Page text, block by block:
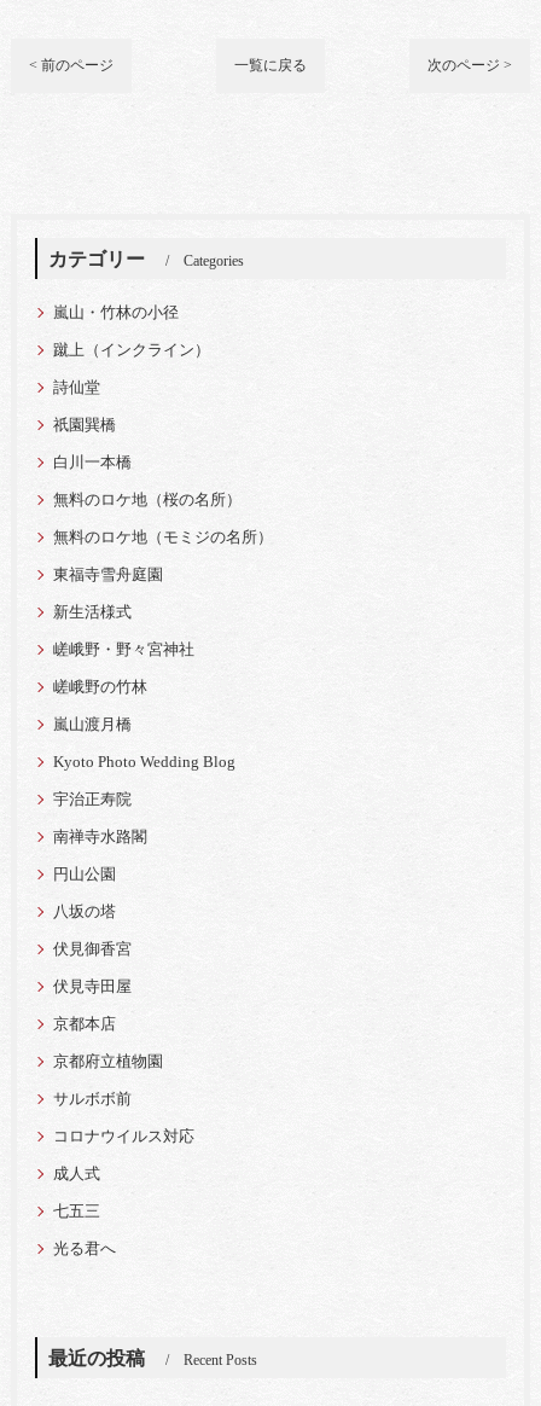
< 前のページ 一覧に戻る 次のページ >
カテゴリー Categories
嵐山・竹林の小径
蹴上（インクライン）
詩仙堂
祇園巽橋
白川一本橋
無料のロケ地（桜の名所）
無料のロケ地（モミジの名所）
東福寺雪舟庭園
新生活様式
嵯峨野・野々宮神社
嵯峨野の竹林
嵐山渡月橋
Kyoto Photo Wedding Blog
宇治正寿院
南禅寺水路閣
円山公園
八坂の塔
伏見御香宮
伏見寺田屋
京都本店
京都府立植物園
サルボボ前
コロナウイルス対応
成人式
七五三
光る君へ
最近の投稿 Recent Posts